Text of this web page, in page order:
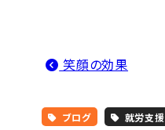
笑顔の効果
ブログ 就労支援